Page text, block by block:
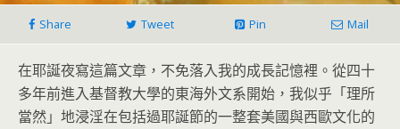
Share Tweet Pin Mail
在耶誕夜寫這篇文章，不免落入我的成長記憶裡。從四十
多年前進入基督教大學的東海外文系開始，我似乎「理所
當然」地浸淫在包括過耶誕節的一整套美國與西歐文化的